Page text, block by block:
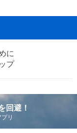
に
プ
回避！
リ